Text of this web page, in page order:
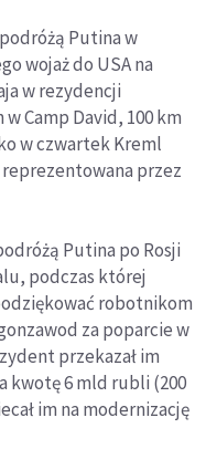
Putina w
wojaż do USA na
w rezydencji
Camp David, 100 km
w czwartek Kreml
przez
Putina po Rosji
podczas której
robotnikom
za poparcie w
przekazał im
kwotę 6 mld rubli (200
im na modernizację